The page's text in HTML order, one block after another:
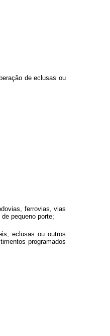
de eclusas ou
ferrovias, vias
pequeno porte;
eclusas ou outros
programados